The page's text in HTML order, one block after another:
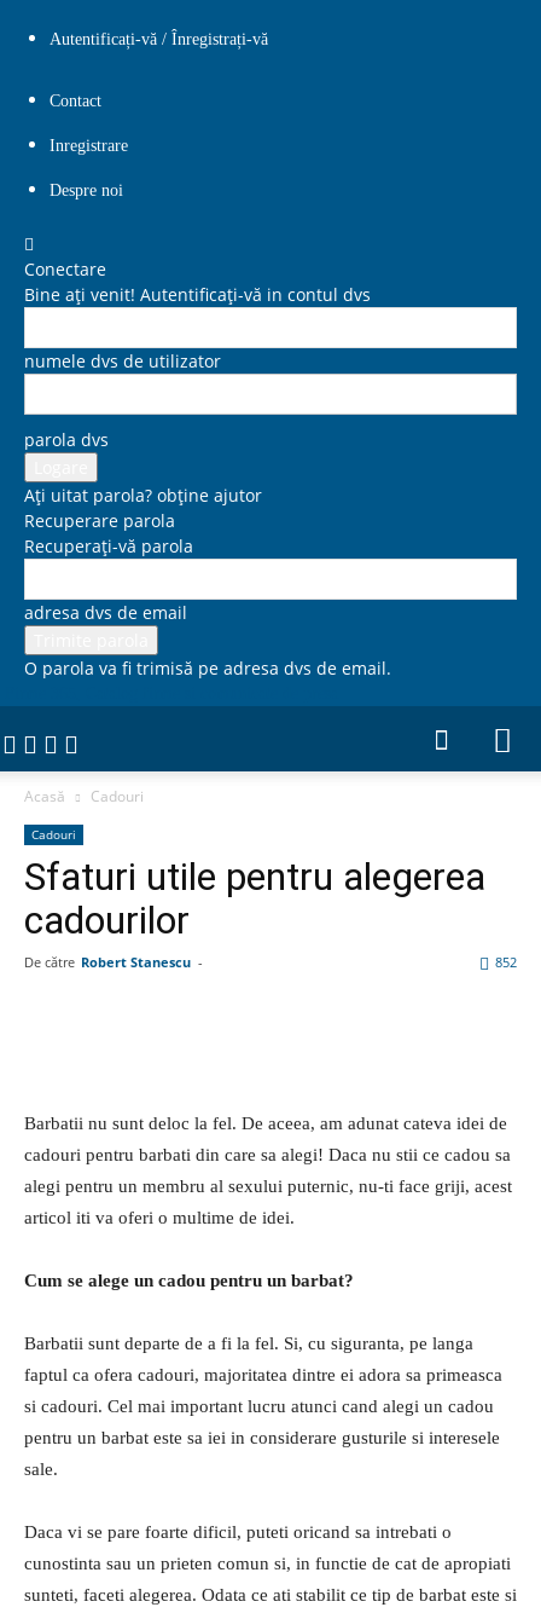
Autentificați-vă / Înregistrați-vă
Contact
Inregistrare
Despre noi
Conectare
Bine ați venit! Autentificați-vă in contul dvs
numele dvs de utilizator
parola dvs
Ați uitat parola? obține ajutor
Recuperare parola
Recuperați-vă parola
adresa dvs de email
O parola va fi trimisă pe adresa dvs de email.
Acasă Cadouri
Cadouri
Sfaturi utile pentru alegerea
cadourilor
De către Robert Stanescu - 852
Barbatii nu sunt deloc la fel. De aceea, am adunat cateva idei de
cadouri pentru barbati din care sa alegi! Daca nu stii ce cadou sa
alegi pentru un membru al sexului puternic, nu-ti face griji, acest
articol iti va oferi o multime de idei.
Cum se alege un cadou pentru un barbat?
Barbatii sunt departe de a fi la fel. Si, cu siguranta, pe langa
faptul ca ofera cadouri, majoritatea dintre ei adora sa primeasca
si cadouri. Cel mai important lucru atunci cand alegi un cadou
pentru un barbat este sa iei in considerare gusturile si interesele
sale.
Daca vi se pare foarte dificil, puteti oricand sa intrebati o
cunostinta sau un prieten comun si, in functie de cat de apropiati
sunteti, faceti alegerea. Odata ce ati stabilit ce tip de barbat este si